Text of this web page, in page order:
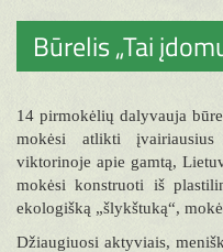
Būrelis „Tai
14 pirmokėlių dalyvauja
mokėsi atlikti
viktorinoje apie gamtą,
mokėsi konstruoti iš
ekologišką „šlykštuką“,
Džiaugiuosi aktyviais,